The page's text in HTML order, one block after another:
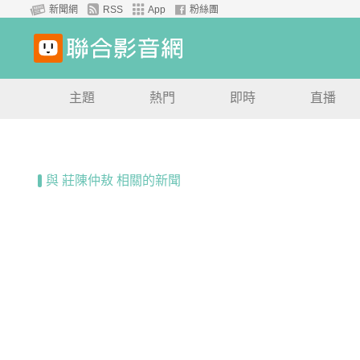
新聞網 RSS App 粉絲團
主題 熱門 即時 直播
與 莊陳仲敖 相關的新聞